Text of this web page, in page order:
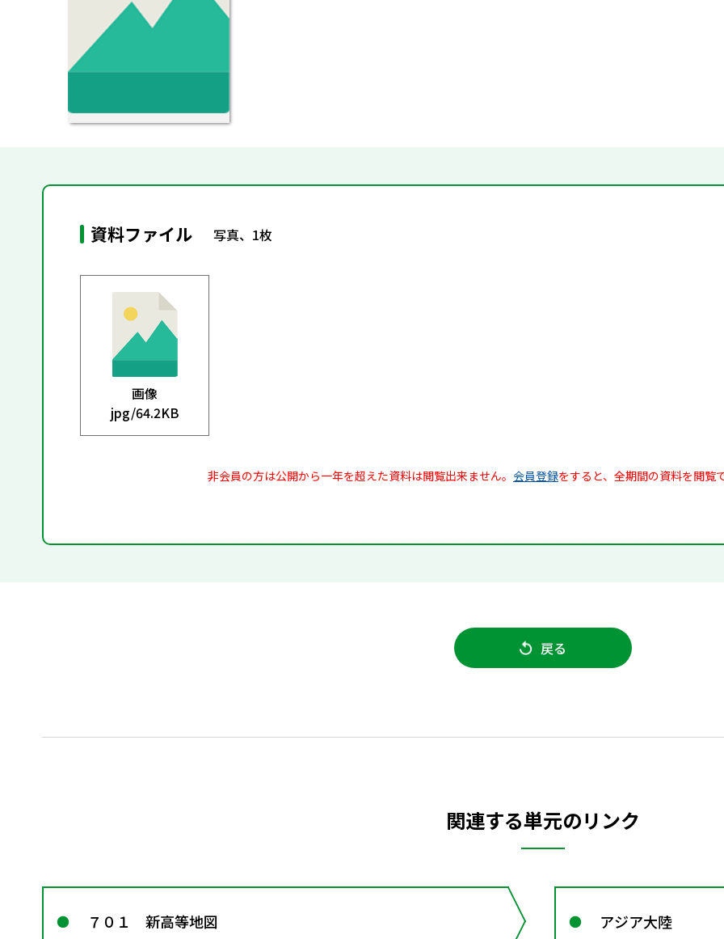
資料ファイル 写真、1枚
画像
jpg/64.2KB
非会員の方は公開から一年を超えた資料は閲覧出来ません。 会員登録をすると、全期間の資料を閲覧
戻る
関連する単元のリンク
７０１ 新高等地図 アジア大陸